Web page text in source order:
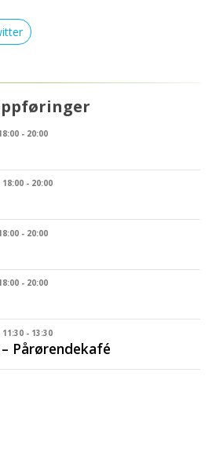
- 20:00
18:00 - 20:00
- 20:00
- 20:00
11:30 - 13:30
Pårørendekafé